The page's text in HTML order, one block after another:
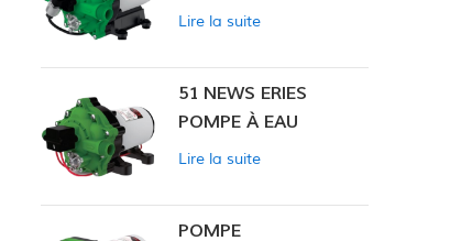
CONSTANTE
Lire la suite
51 NEWS ERIES
POMPE À EAU
Lire la suite
POMPE